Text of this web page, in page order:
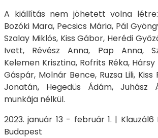
A kiállítás nem jöhetett volna létre:
Bozóki Mara, Pecsics Mária, Pál
Szalay Miklós, Kiss Gábor, Herédi
Ivett, Révész Anna, Pap Anna,
Kelemen Krisztina, Rofrits Réka,
Gáspár, Molnár Bence, Ruzsa Lili,
Jonatán, Hegedüs Ádám, Juhász
munkája nélkül.
2023. január 13 - február 1. |
Budapest